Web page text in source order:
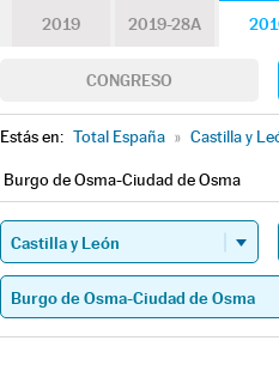
2019 2019-28A
CONGRESO
Estás en: Total España » Castilla y
Burgo de Osma-Ciudad de Osma